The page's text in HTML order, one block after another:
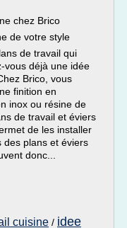
chez Brico
de votre style
de travail qui
vous déjà une idée
Brico, vous
finition en
inox ou résine de
de travail et éviers
de les installer
des plans et éviers
donc...
cuisine / idee